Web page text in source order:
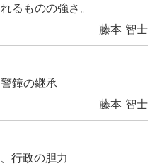
るものの強さ。
藤本 智士
鐘の継承
藤本 智士
行政の胆力